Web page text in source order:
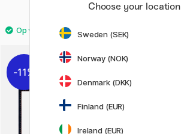
11%
Choose your location
Sweden (SEK)
Norway (NOK)
Denmark (DKK)
Finland (EUR)
Ireland (EUR)